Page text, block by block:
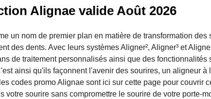
Alignae valide Août 2026
un nom de premier plan en matière de transformation
des dents. Avec leurs systèmes Aligner², Aligner³ et
de traitement personnalisés ainsi que des
ainsi qu'ils façonnent l'avenir des sourires, un aligneur à
codes promo Alignae sont ici sur cette page pour couvrir
votre sourire sans compromettre le sourire de votre porte-